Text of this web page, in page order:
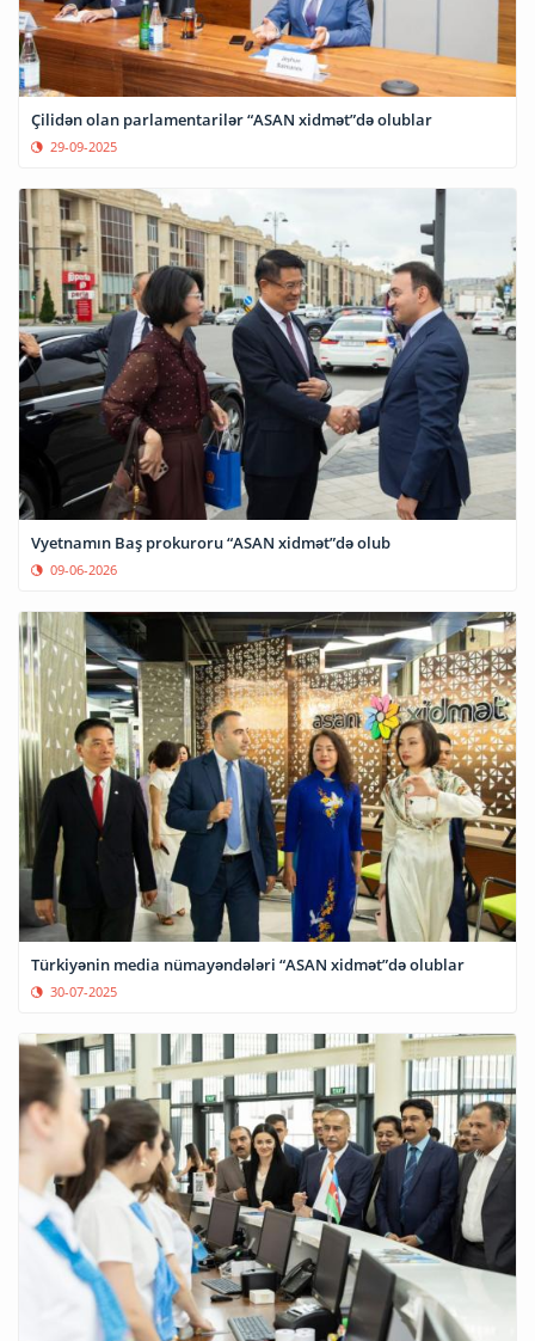
Çilidən olan parlamentarilər “ASAN xidmət”də olublar
29-09-2025
Vyetnamın Baş prokuroru “ASAN xidmət”də olub
09-06-2026
Türkiyənin media nümayəndələri “ASAN xidmət”də olublar
30-07-2025